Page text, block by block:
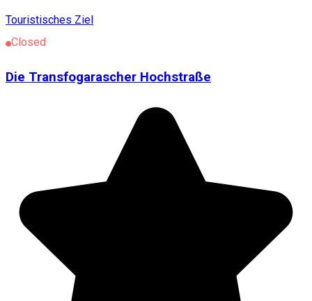
Touristisches Ziel
Closed
Die Transfogarascher Hochstraße